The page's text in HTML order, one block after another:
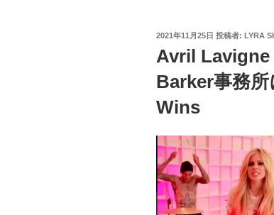
投
日:
2021年11月25日 投稿者: LYRA
Avril Lavigne
Barker事務
Wins